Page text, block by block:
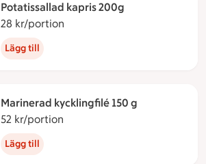
Potatissallad kapris 200g
28 kr/portion
Lägg till
Marinerad kycklingfilé 150 g
52 kr/portion
Lägg till